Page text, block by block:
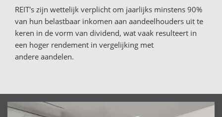
REIT's zijn wettelijk verplicht om jaarlijks minstens 90%
van hun belastbaar inkomen aan aandeelhouders uit te
keren in de vorm van dividend, wat vaak resulteert in
een hoger rendement in vergelijking met
andere aandelen.